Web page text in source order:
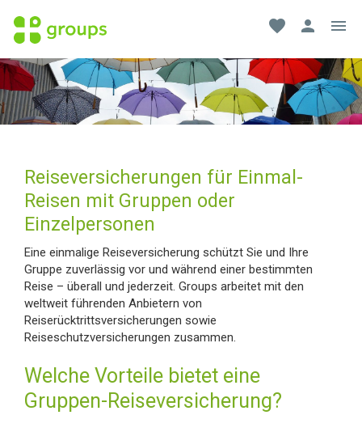
menu
person
favorite
Reiseversicherungen für Einmal-
Reisen mit Gruppen oder
Einzelpersonen
Eine einmalige Reiseversicherung schützt Sie und Ihre
Gruppe zuverlässig vor und während einer bestimmten
Reise – überall und jederzeit. Groups arbeitet mit den
weltweit führenden Anbietern von
Reiserücktrittsversicherungen sowie
Reiseschutzversicherungen zusammen.
Welche Vorteile bietet eine
Gruppen-Reiseversicherung?